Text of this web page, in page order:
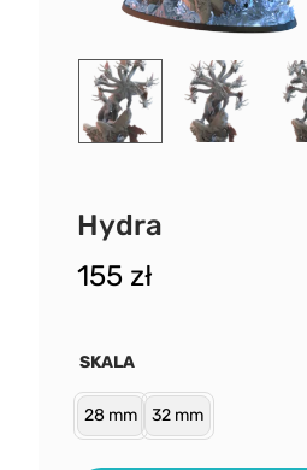
Hydra
155 zł
SKALA
28 mm 32 mm